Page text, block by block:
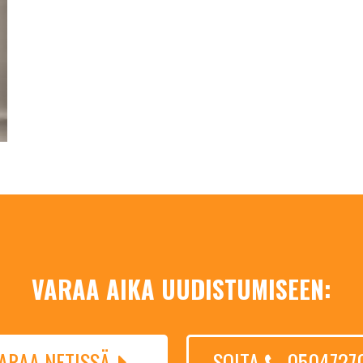
VARAA AIKA UUDISTUMISEEN: